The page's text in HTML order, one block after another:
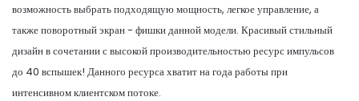
возможность выбрать подходящую мощность, легкое управление, а
также поворотный экран - фишки данной модели. Красивый стильный
дизайн в сочетании с высокой производительностью ресурс импульсов
до 40 вспышек! Данного ресурса хватит на года работы при
интенсивном клиентском потоке.